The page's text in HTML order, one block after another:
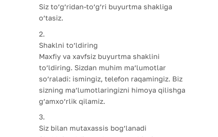
Siz to’g’ridan-to’g’ri buyurtma shakliga
o’tasiz.
Shaklni to’ldiring
Maxfiy va xavfsiz buyurtma shaklini
to’ldiring. Sizdan muhim ma’lumotlar
so’raladi: ismingiz, telefon raqamingiz. Biz
sizning ma’lumotlaringizni himoya qilishga
g’amxo’rlik qilamiz.
Siz bilan mutaxassis bog’lanadi